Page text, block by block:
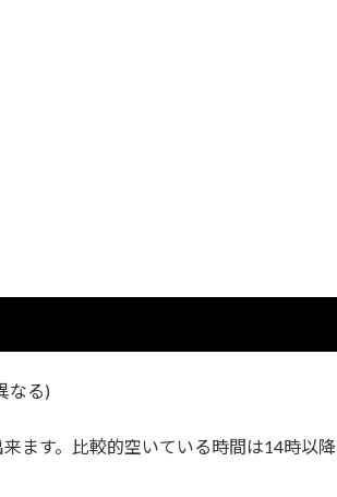
なる)
ます。比較的空いている時間は14時以降